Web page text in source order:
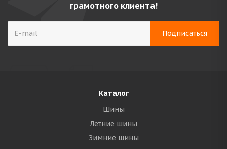
грамотного клиента!
Каталог
Шины
Летние шины
Зимние шины